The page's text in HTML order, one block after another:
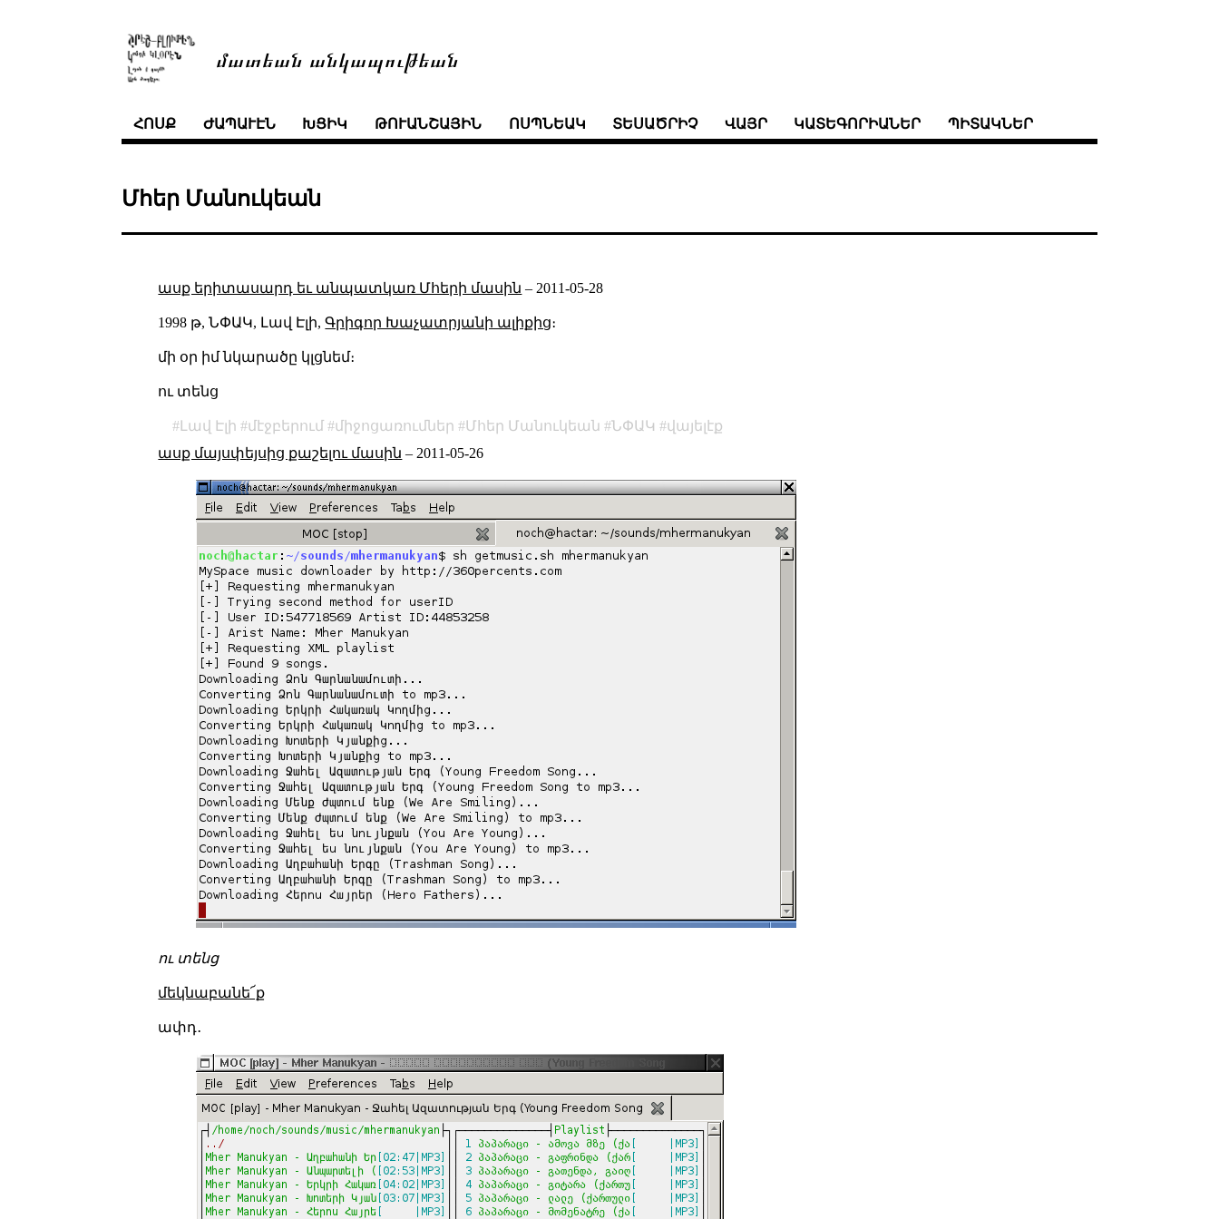
մատեան անկապութեան
ՀՈՍՔ ԺԱՊԱՒԷՆ ԽՑԻԿ ԹՈՒԱՆՇԱՅԻՆ ՈՍՊՆԵԱԿ ՏԵՍԱԾՐԻՉ ՎԱՅՐ ԿԱՏԵԳՈՐԻԱՆԵՐ ՊԻՏԱԿՆԵՐ
Մհեր Մանուկեան
ասք երիտասարդ եւ անպատկառ Մհերի մասին – 2011-05-28
1998 թ, ՆՓԱԿ, Լավ Էլի,Գրիգոր Խաչատրյանի ալիքից։
մի օր իմ նկարածը կլցնեմ։
ու տենց
Լավ Էլի մէջբերում միջոցառումներ Մհեր Մանուկեան ՆՓԱԿ
վայելէք
ասք մայսփեյսից քաշելու մասին – 2011-05-26
ու տենց
մեկնաբանե՜ք
ափդ․